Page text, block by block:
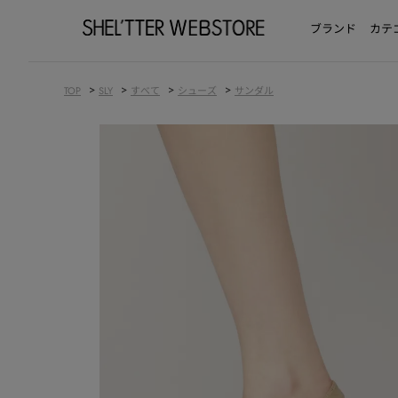
ブランド カテ
TOP > SLY > すべて > シューズ > サンダル